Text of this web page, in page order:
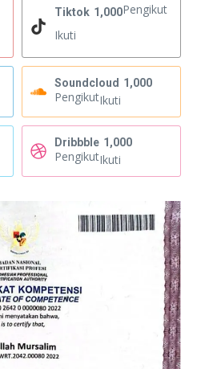
Tiktok 1,000Pengikut
Ikuti
Soundcloud 1,000
PengikutIkuti
Dribbble 1,000
PengikutIkuti